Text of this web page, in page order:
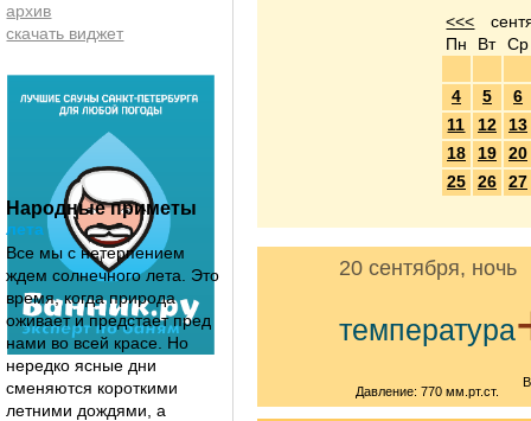
архив
скачать виджет
Народные приметы
лета
Все мы с нетерпением
ждем солнечного лета. Это
время, когда природа
оживает и предстает пред
нами во всей красе. Но
нередко ясные дни
сменяются короткими
летними дождями, а
<<<
Пн
Вт Ср
4 5
6
11
12
13
18
19
20
25
26 27
20 сентября, ночь
температура
Давление: 770 мм.рт.ст.